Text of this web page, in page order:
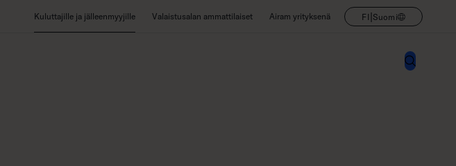
Kuluttajille ja jälleenmyyjille Valaistusalan ammattilaiset Airam yrityksenä FI |Suomi